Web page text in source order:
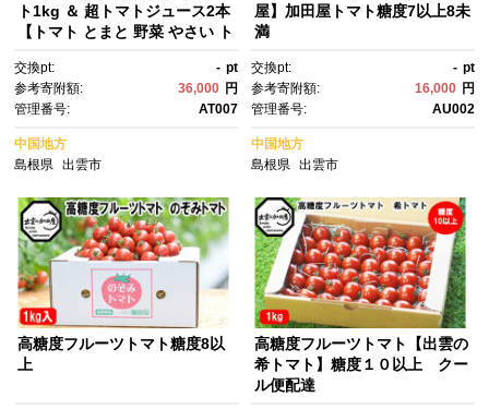
ト1kg ＆ 超トマトジュース2本
【トマト とまと 野菜 やさい ト
鮮 産地直送 贈答 出雲 出雲
市 おすすめ 人気】
交換pt: - pt
参考寄附額:
36,000 円
管理番号:
AT007
中国地方
島根県
出雲市
屋】加田屋トマト糖度7以上8未
満
交換pt: - pt
参考寄附額:
16,000 円
管理番号:
AU002
中国地方
島根県 出雲市
高糖度フルーツトマト糖度8以
上
高糖度フルーツトマト【出雲の
希トマト】糖度１０以上 クー
ル便配達